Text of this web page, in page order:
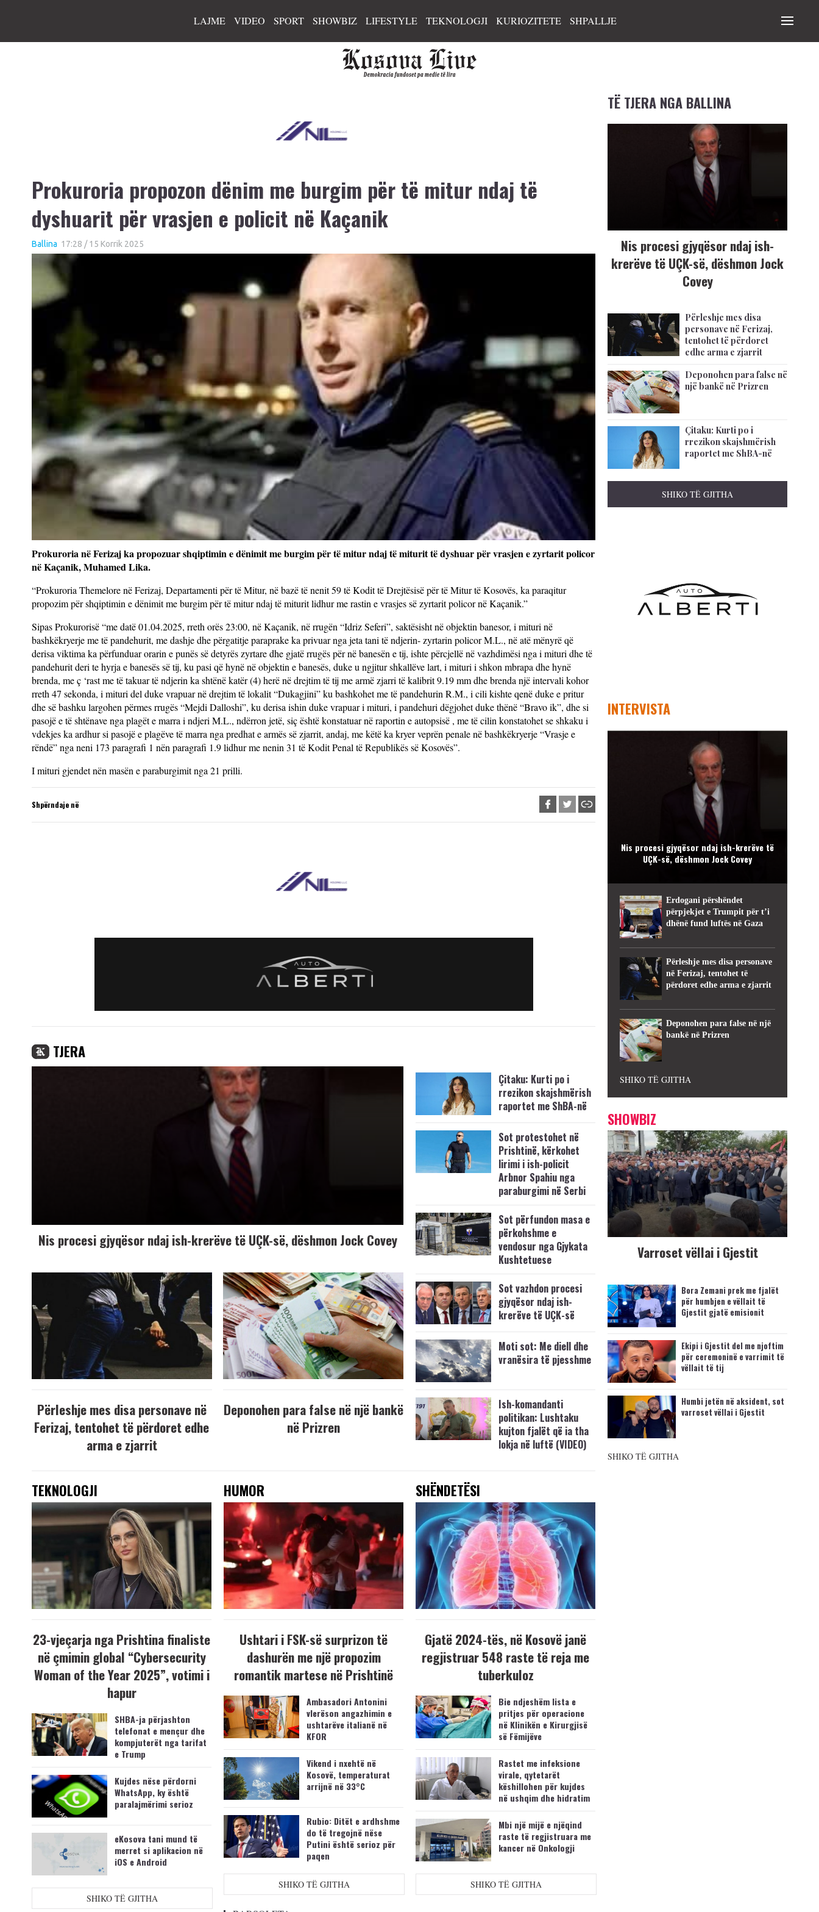
LAJME VIDEO SPORT SHOWBIZ LIFESTYLE TEKNOLOGJI KURIOZITETE SHPALLJE
Prokuroria propozon dënim me burgim për të mitur ndaj të
dyshuarit për vrasjen e policit në Kaçanik
Ballina 17:28 / 15 Korrik 2025
Prokuroria në Ferizaj ka propozuar shqiptimin e dënimit me burgim për të mitur ndaj të miturit të dyshuar për vrasjen e zyrtarit policor
në Kaçanik, Muhamed Lika.
“Prokuroria Themelore në Ferizaj, Departamenti për të Mitur, në bazë të nenit 59 të Kodit të Drejtësisë për të Mitur të Kosovës, ka paraqitur
propozim për shqiptimin e dënimit me burgim për të mitur ndaj të miturit lidhur me rastin e vrasjes së zyrtarit policor në Kaçanik.”
Sipas Prokurorisë “me datë 01.04.2025, rreth orës 23:00, në Kaçanik, në rrugën “Idriz Seferi”, saktësisht në objektin banesor, i mituri në
bashkëkryerje me të pandehurit, me dashje dhe përgatitje paraprake ka privuar nga jeta tani të ndjerin- zyrtarin policor M.L., në atë mënyrë që
derisa viktima ka përfunduar orarin e punës së detyrës zyrtare dhe gjatë rrugës për në banesën e tij, ishte përcjellë në vazhdimësi nga i mituri dhe të
pandehurit deri te hyrja e banesës së tij, ku pasi që hynë në objektin e banesës, duke u ngjitur shkallëve lart, i mituri i shkon mbrapa dhe hynë
brenda, me ç ‘rast me të takuar të ndjerin ka shtënë katër (4) herë në drejtim të tij me armë zjarri të kalibrit 9.19 mm dhe brenda një intervali kohor
rreth 47 sekonda, i mituri del duke vrapuar në drejtim të lokalit “Dukagjini” ku bashkohet me të pandehurin R.M., i cili kishte qenë duke e pritur
dhe së bashku largohen përmes rrugës “Mejdi Dalloshi”, ku derisa ishin duke vrapuar i mituri, i pandehuri dëgjohet duke thënë “Bravo ik”, dhe si
pasojë e të shtënave nga plagët e marra i ndjeri M.L., ndërron jetë, siç është konstatuar në raportin e autopsisë , me të cilin konstatohet se shkaku i
vdekjes ka ardhur si pasojë e plagëve të marra nga predhat e armës së zjarrit, andaj, me këtë ka kryer veprën penale në bashkëkryerje “Vrasje e
rëndë” nga neni 173 paragrafi 1 nën paragrafi 1.9 lidhur me nenin 31 të Kodit Penal të Republikës së Kosovës”.
I mituri gjendet nën masën e paraburgimit nga 21 prilli.
Shpërndaje në
TJERA
Nis procesi gjyqësor ndaj ish-krerëve të UÇK-së, dëshmon Jock Covey
Përleshje mes disa personave në
Ferizaj, tentohet të përdoret edhe
arma e zjarrit
Deponohen para false në një bankë
në Prizren
Çitaku: Kurti po i
rrezikon skajshmërish
raportet me ShBA-në
Sot protestohet në
Prishtinë, kërkohet
lirimi i ish-policit
Arbnor Spahiu nga
paraburgimi në Serbi
Sot përfundon masa e
përkohshme e
vendosur nga Gjykata
Kushtetuese
Sot vazhdon procesi
gjyqësor ndaj ish-
krerëve të UÇK-së
Moti sot: Me diell dhe
vranësira të pjesshme
Ish-komandanti
politikan: Lushtaku
kujton fjalët që ia tha
lokja në luftë (VIDEO)
TEKNOLOGJI
23-vjeçarja nga Prishtina finaliste
në çmimin global “Cybersecurity
Woman of the Year 2025”, votimi i
hapur
SHBA-ja përjashton
telefonat e mençur dhe
kompjuterët nga tarifat
e Trump
Kujdes nëse përdorni
WhatsApp, ky është
paralajmërimi serioz
eKosova tani mund të
merret si aplikacion në
iOS e Android
SHIKO TË GJITHA
HUMOR
Ushtari i FSK-së surprizon të
dashurën me një propozim
romantik martese në Prishtinë
Ambasadori Antonini
vlerëson angazhimin e
ushtarëve italianë në
KFOR
Vikend i nxehtë në
Kosovë, temperaturat
arrijnë në 33°C
Rubio: Ditët e ardhshme
do të tregojnë nëse
Putini është serioz për
paqen
SHIKO TË GJITHA
SHËNDETËSI
Gjatë 2024-tës, në Kosovë janë
regjistruar 548 raste të reja me
tuberkuloz
Bie ndjeshëm lista e
pritjes për operacione
në Klinikën e Kirurgjisë
së Fëmijëve
Rastet me infeksione
virale, qytetarët
këshillohen për kujdes
në ushqim dhe hidratim
Mbi një mijë e njëqind
raste të regjistruara me
kancer në Onkologji
SHIKO TË GJITHA
TË TJERA NGA BALLINA
Nis procesi gjyqësor ndaj ish-
krerëve të UÇK-së, dëshmon Jock
Covey
Përleshje mes disa
personave në Ferizaj,
tentohet të përdoret
edhe arma e zjarrit
Deponohen para false në
një bankë në Prizren
Çitaku: Kurti po i
rrezikon skajshmërish
raportet me ShBA-në
SHIKO TË GJITHA
INTERVISTA
Nis procesi gjyqësor ndaj ish-krerëve të
UÇK-së, dëshmon Jock Covey
Erdogani përshëndet
përpjekjet e Trumpit për t’i
dhënë fund luftës në Gaza
Përleshje mes disa personave
në Ferizaj, tentohet të
përdoret edhe arma e zjarrit
Deponohen para false në një
bankë në Prizren
SHIKO TË GJITHA
SHOWBIZ
Varroset vëllai i Gjestit
Bora Zemani prek me fjalët
për humbjen e vëllait të
Gjestit gjatë emisionit
Ekipi i Gjestit del me njoftim
për ceremoninë e varrimit të
vëllait të tij
Humbi jetën në aksident, sot
varroset vëllai i Gjestit
SHIKO TË GJITHA